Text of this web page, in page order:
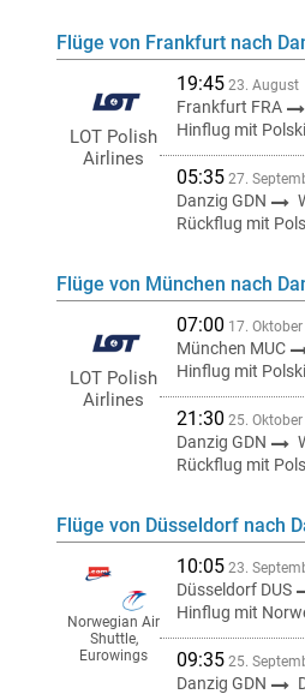
Flüge von Frankfurt nach
19:45 23. August
Frankfurt FRA
Hinflug mit
05:35 27.
Danzig GDN
Rückflug mit
LOT Polish
Airlines
Flüge von München nach
07:00 17. Oktober
München MUC
Hinflug mit
21:30 25. Oktober
Danzig GDN
Rückflug mit
LOT Polish
Airlines
Flüge von Düsseldorf nach
10:05 23.
Düsseldorf DUS
Hinflug mit
09:35 25.
Danzig GDN
Norwegian Air
Shuttle,
Eurowings